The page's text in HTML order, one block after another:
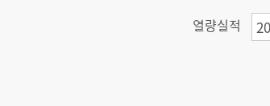
열량실적